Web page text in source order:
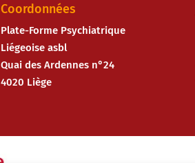
Coordonnées
Plate-Forme Psychiatrique
Liégeoise asbl
Quai des Ardennes n°24
4020 Liège